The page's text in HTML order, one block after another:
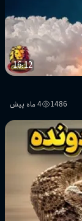
16:12
1486 4 ماه پیش